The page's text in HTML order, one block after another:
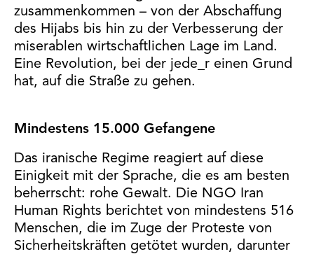
zusammenkommen – von der Abschaffung
des Hijabs bis hin zu der Verbesserung der
miserablen wirtschaftlichen Lage im Land.
Eine Revolution, bei der jede_r einen Grund
hat, auf die Straße zu gehen.
Mindestens 15.000 Gefangene
Das iranische Regime reagiert auf diese
Einigkeit mit der Sprache, die es am besten
beherrscht: rohe Gewalt. Die NGO Iran
Human Rights berichtet von mindestens 516
Menschen, die im Zuge der Proteste von
Sicherheitskräften getötet wurden, darunter